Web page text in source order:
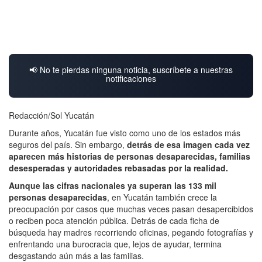
📢 No te pierdas ninguna noticia, suscríbete a nuestras
notificaciones
Redacción/Sol Yucatán
Durante años, Yucatán fue visto como uno de los estados más
seguros del país. Sin embargo, detrás de esa imagen cada vez
aparecen más historias de personas desaparecidas, familias
desesperadas y autoridades rebasadas por la realidad.
Aunque las cifras nacionales ya superan las 133 mil
personas desaparecidas, en Yucatán también crece la
preocupación por casos que muchas veces pasan desapercibidos
o reciben poca atención pública. Detrás de cada ficha de
búsqueda hay madres recorriendo oficinas, pegando fotografías y
enfrentando una burocracia que, lejos de ayudar, termina
desgastando aún más a las familias.